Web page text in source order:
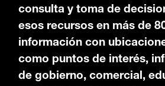
consulta y toma de
esos recursos en más de
información con
como puntos de interés,
de gobierno, comercial,